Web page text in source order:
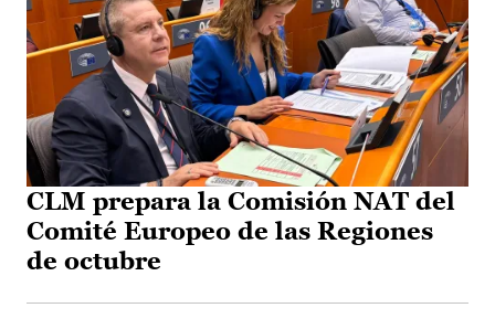
CLM prepara la Comisión NAT del
Comité Europeo de las Regiones
de octubre